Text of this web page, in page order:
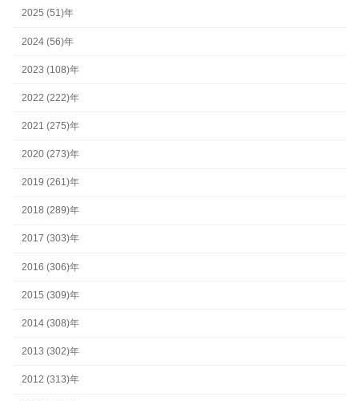
2025 (51)年
2024 (56)年
2023 (108)年
2022 (222)年
2021 (275)年
2020 (273)年
2019 (261)年
2018 (289)年
2017 (303)年
2016 (306)年
2015 (309)年
2014 (308)年
2013 (302)年
2012 (313)年